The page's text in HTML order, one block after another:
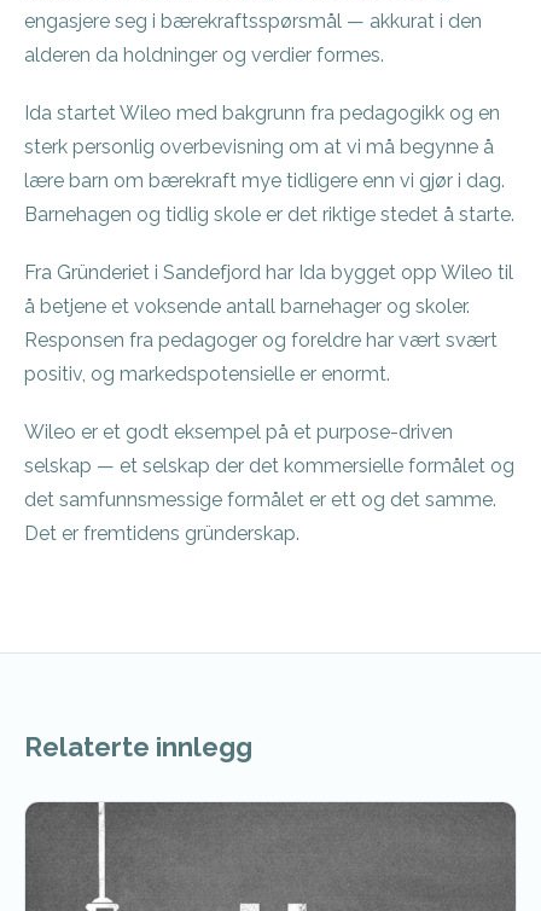
engasjere seg i bærekraftsspørsmål — akkurat i den
alderen da holdninger og verdier formes.
Ida startet Wileo med bakgrunn fra pedagogikk og en
sterk personlig overbevisning om at vi må begynne å
lære barn om bærekraft mye tidligere enn vi gjør i dag.
Barnehagen og tidlig skole er det riktige stedet å starte.
Fra Gründeriet i Sandefjord har Ida bygget opp Wileo til
å betjene et voksende antall barnehager og skoler.
Responsen fra pedagoger og foreldre har vært svært
positiv, og markedspotensielle er enormt.
Wileo er et godt eksempel på et purpose-driven
selskap — et selskap der det kommersielle formålet og
det samfunnsmessige formålet er ett og det samme.
Det er fremtidens gründerskap.
Relaterte innlegg